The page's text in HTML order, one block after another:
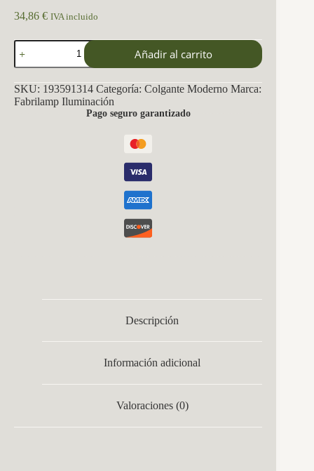
34,86 € IVA incluido
Colgante
Pixie
1xe27
Cuero
Regx13x13
Cm
Añadir al carrito
SKU: 193591314 Categoría: Colgante Moderno Marca:
Fabrilamp Iluminación
Pago seguro garantizado
Descripción
Información adicional
Valoraciones (0)